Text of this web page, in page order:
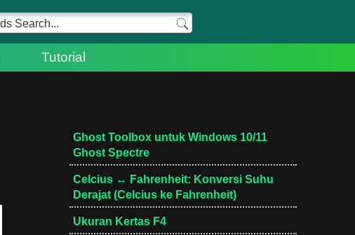
Tutorial
Ghost Toolbox untuk Windows 10/11
Ghost Spectre
Celcius ↔ Fahrenheit: Konversi Suhu
Derajat (Celcius ke Fahrenheit)
Ukuran Kertas F4